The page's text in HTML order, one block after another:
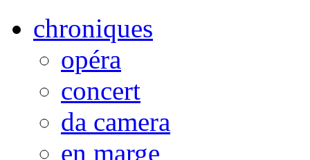
chroniques
opéra
concert
da camera
en marge